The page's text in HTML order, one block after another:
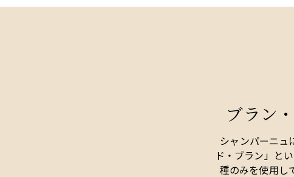
ブラン
シャンパーニュ
ド・ブラン」と
種のみを使用し